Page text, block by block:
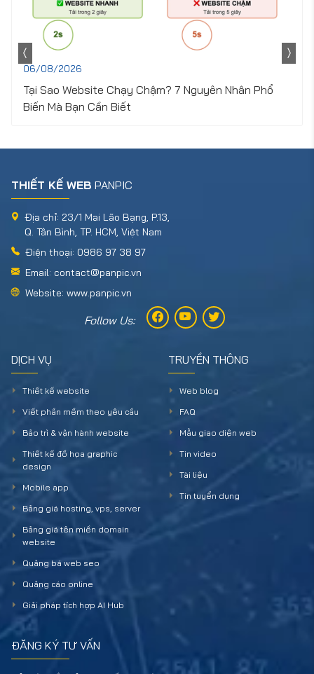
06/08/2026
Tại Sao Website Chạy Chậm? 7 Nguyên Nhân Phổ
Biến Mà Bạn Cần Biết
THIẾT KẾ WEB PANPIC
Địa chỉ: 23/1 Mai Lão Bạng, P.13,
Q. Tân Bình, TP. HCM, Việt Nam
Điện thoại: 0986 97 38 97
Email: contact@panpic.vn
Website: www.panpic.vn
Follow Us:
DỊCH VỤ
Thiết kế website
Viết phần mềm theo yêu cầu
Bảo trì & vận hành website
Thiết kế đồ họa graphic
design
Mobile app
Bảng giá hosting, vps, server
Bảng giá tên miền domain
website
Quảng bá web seo
Quảng cáo online
Giải pháp tích hợp AI Hub
TRUYỀN THÔNG
Web blog
FAQ
Mẫu giao diện web
Tin video
Tài liệu
Tin tuyển dụng
ĐĂNG KÝ TƯ VẤN